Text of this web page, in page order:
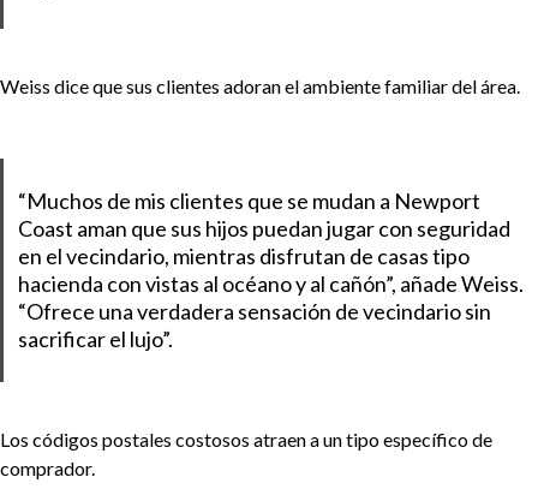
Weiss dice que sus clientes adoran el ambiente familiar del área.
“Muchos de mis clientes que se mudan a Newport
Coast aman que sus hijos puedan jugar con seguridad
en el vecindario, mientras disfrutan de casas tipo
hacienda con vistas al océano y al cañón”, añade Weiss.
“Ofrece una verdadera sensación de vecindario sin
sacrificar el lujo”.
Los códigos postales costosos atraen a un tipo específico de
comprador.